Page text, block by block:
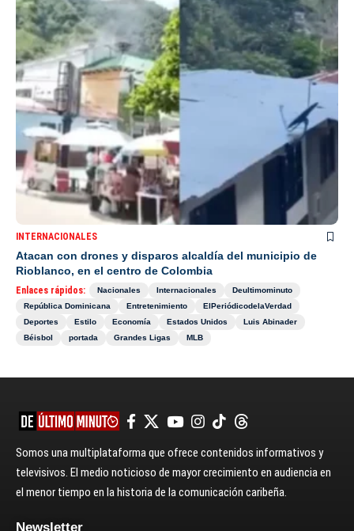
INTERNACIONALES
Atacan con drones y disparos alcaldía del municipio de
Rioblanco, en el centro de Colombia
Enlaces rápidos: Nacionales Internacionales
Deultimominuto
República Dominicana
Entretenimiento
ElPeriódicodelaVerdad
Deportes
Estilo Economía Estados Unidos
Luis Abinader
Béisbol
portada Grandes Ligas MLB
Somos una multiplataforma que ofrece contenidos informativos y
televisivos. El medio noticioso de mayor crecimiento en audiencia en
el menor tiempo en la historia de la comunicación caribeña.
Newsletter